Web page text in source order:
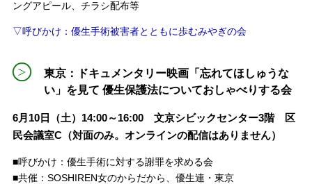
ングアピール、チラシ配布等
▽呼びかけ：優生手術被害者とともに歩むみやぎの会
東京：ドキュメンタリー映画「忘れてほしゅうな
い」を見て 優生保護法についておしゃべりする会
6月10日（土）14:00～16:00 文京シビックセンター3階 区
民会議室C（対面のみ。オンラインの配信はありません）
■呼びかけ：優生手術に対する謝罪を求める会
■共催：SOSHIREN女のからだから、優生連・東京